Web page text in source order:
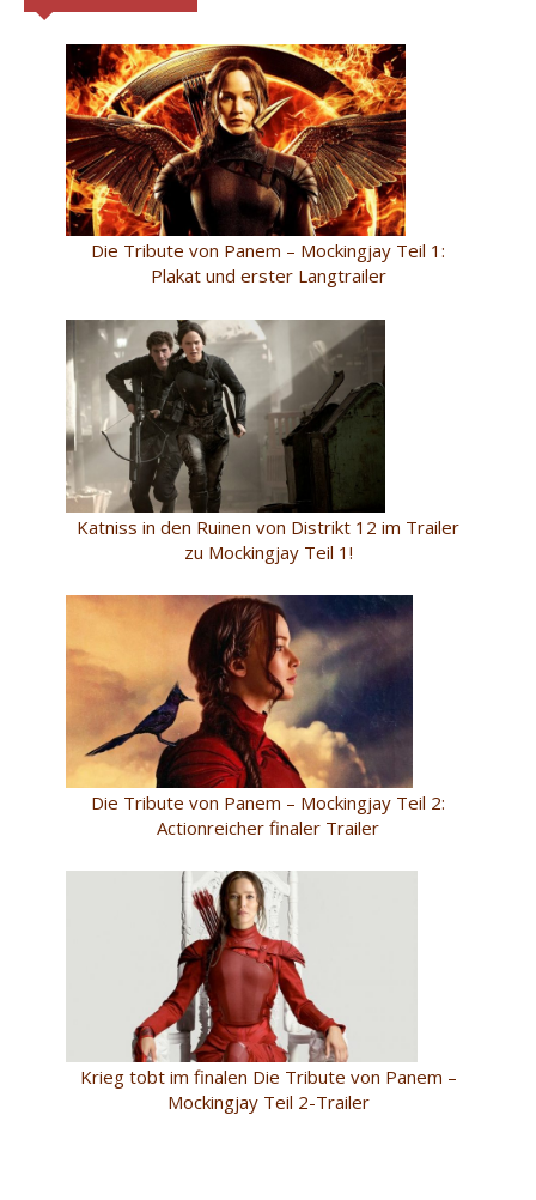
Die Tribute von Panem – Mockingjay Teil 1:
Plakat und erster Langtrailer
Katniss in den Ruinen von Distrikt 12 im Trailer
zu Mockingjay Teil 1!
Die Tribute von Panem – Mockingjay Teil 2:
Actionreicher finaler Trailer
Krieg tobt im finalen Die Tribute von Panem –
Mockingjay Teil 2-Trailer